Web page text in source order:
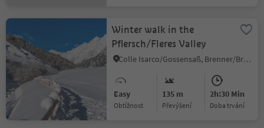
Winter walk in the
Pflersch/Fleres Valley
Colle Isarco/Gossensaß, Brenner/Brennero, Sterzing/Vipiteno and environs
Easy
Obtížnost
135 m
Převýšení
2h:30 Min
doba trvání